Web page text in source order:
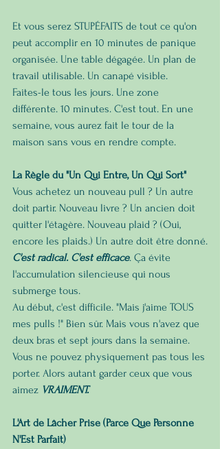
Et vous serez STUPÉFAITS de tout ce qu'on
peut accomplir en 10 minutes de panique
organisée. Une table dégagée. Un plan de
travail utilisable. Un canapé visible.
Faites-le tous les jours. Une zone
différente. 10 minutes. C'est tout. En une
semaine, vous aurez fait le tour de la
maison sans vous en rendre compte.
La Règle du "Un Qui Entre, Un Qui Sort"
Vous achetez un nouveau pull ? Un autre
doit partir. Nouveau livre ? Un ancien doit
quitter l'étagère. Nouveau plaid ? (Oui,
encore les plaids.) Un autre doit être donné.
C'est radical. C'est efficace. Ça évite
l'accumulation silencieuse qui nous
submerge tous.
Au début, c'est difficile. "Mais j'aime TOUS
mes pulls !" Bien sûr. Mais vous n'avez que
deux bras et sept jours dans la semaine.
Vous ne pouvez physiquement pas tous les
porter. Alors autant garder ceux que vous
aimez VRAIMENT.
L'Art de Lâcher Prise (Parce Que Personne
N'Est Parfait)